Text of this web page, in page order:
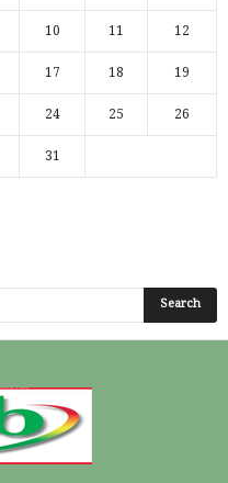
10 11 12
17 18 19
24 25 26
31